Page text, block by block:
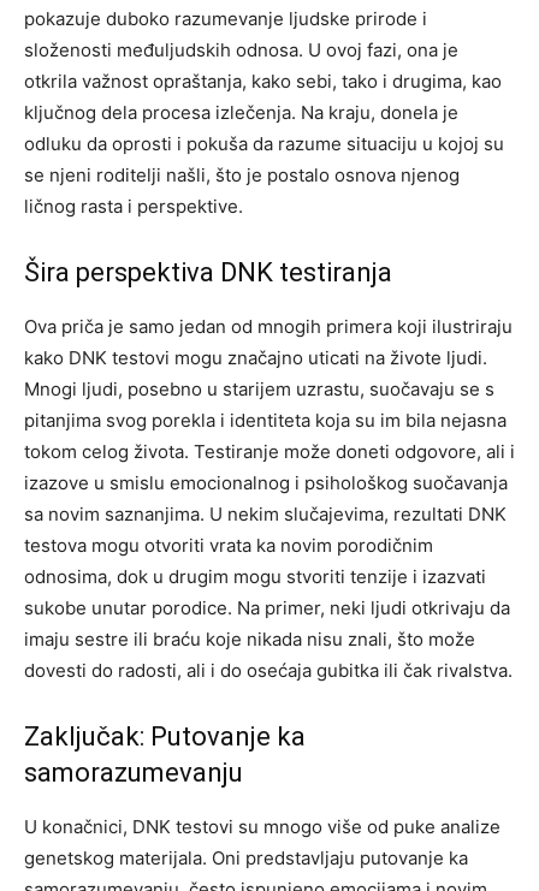
pokazuje duboko razumevanje ljudske prirode i
složenosti međuljudskih odnosa. U ovoj fazi, ona je
otkrila važnost opraštanja, kako sebi, tako i drugima, kao
ključnog dela procesa izlečenja. Na kraju, donela je
odluku da oprosti i pokuša da razume situaciju u kojoj su
se njeni roditelji našli, što je postalo osnova njenog
ličnog rasta i perspektive.
Šira perspektiva DNK testiranja
Ova priča je samo jedan od mnogih primera koji ilustriraju
kako DNK testovi mogu značajno uticati na živote ljudi.
Mnogi ljudi, posebno u starijem uzrastu, suočavaju se s
pitanjima svog porekla i identiteta koja su im bila nejasna
tokom celog života. Testiranje može doneti odgovore, ali i
izazove u smislu emocionalnog i psihološkog suočavanja
sa novim saznanjima. U nekim slučajevima, rezultati DNK
testova mogu otvoriti vrata ka novim porodičnim
odnosima, dok u drugim mogu stvoriti tenzije i izazvati
sukobe unutar porodice. Na primer, neki ljudi otkrivaju da
imaju sestre ili braću koje nikada nisu znali, što može
dovesti do radosti, ali i do osećaja gubitka ili čak rivalstva.
Zaključak: Putovanje ka
samorazumevanju
U konačnici, DNK testovi su mnogo više od puke analize
genetskog materijala. Oni predstavljaju putovanje ka